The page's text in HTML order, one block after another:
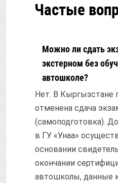
Частые
Можно ли сдать
экстерном без
автошколе?
Нет. В Кыргызстане
отменена сдача
(самоподготовка).
в ГУ «Унаа»
основании
окончании
автошколы, данные